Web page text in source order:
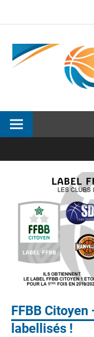
FFBB
labellisés !